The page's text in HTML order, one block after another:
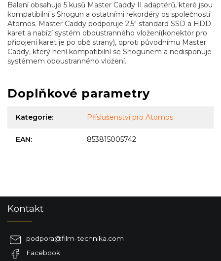
Balení obsahuje 5 kusů Master Caddy II adaptérů, které jsou
kompatibilní s Shogun a ostatními rekordéry os společností
Atomos. Master Caddy podporuje 2,5" standard SSD a HDD
karet a nabízí systém oboustranného vložení(konektor pro
připojení karet je po obě strany), oproti původnímu Master
Caddy, který není kompatibilní se Shogunem a nedisponuje
systémem oboustranného vložení.
Doplňkové parametry
Kategorie: Příslušenství pro Atomos
EAN: 853815005742
Kontakt
podpora@film-technika.com
Facebook